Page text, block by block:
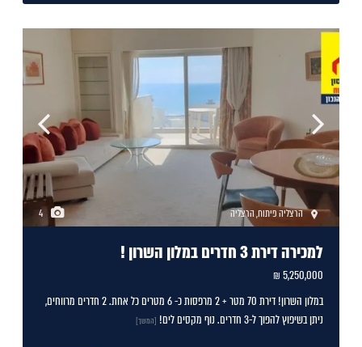
הרצליה פיתוח,הרצליה
למכירה דירת 3 חדרים במלון השרון !
5,250,000 ₪
במלון השרון! דירת 70 מטר + 2 מרפסות כ- 6 מטרים כל אחת. 2 חדרים מרווחים,
ניתן בשיפוץ להפוך ל-3 חדרים. נוף מקסים לים!
[המשך]